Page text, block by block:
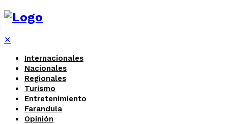
✕
Internacionales
Nacionales
Regionales
Turismo
Entretenimiento
Farandula
Opinión